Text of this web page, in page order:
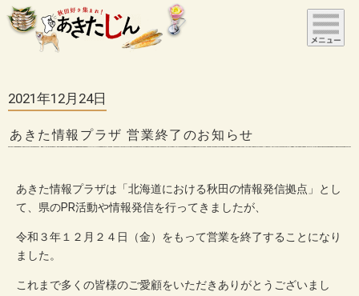
2021年12月24日
あきた情報プラザ 営業終了のお知らせ
あきた情報プラザは「北海道における秋田の情報発信拠点」とし
て、県のPR活動や情報発信を行ってきましたが、
令和３年１２月２４日（金）をもって営業を終了することになり
ました。
これまで多くの皆様のご愛顧をいただきありがとうございまし